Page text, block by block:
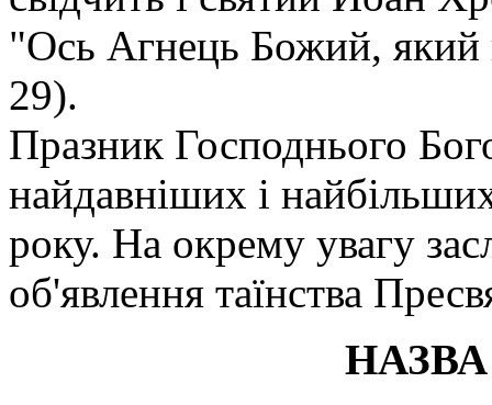
"Ось Агнець Божий, який
29).
Празник Господнього
найдавніших і
року. На окрему увагу
об'явлення таїнства